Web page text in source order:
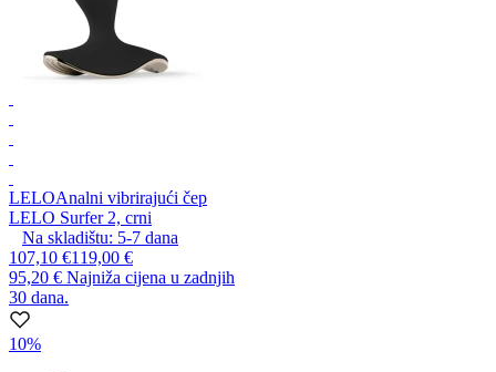
LELOAnalni vibrirajući čep
LELO Surfer 2, crni
Na skladištu: 5-7 dana
107,10 €119,00 €
95,20 € Najniža cijena u zadnjih
30 dana.
10%